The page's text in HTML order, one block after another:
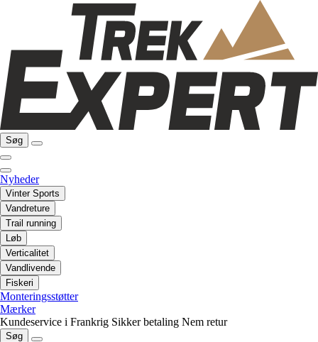
Søg
Nyheder
Vinter Sports
Vandreture
Trail running
Løb
Verticalitet
Vandlivende
Fiskeri
Monteringsstøtter
Mærker
Kundeservice i Frankrig Sikker betaling Nem retur
Søg